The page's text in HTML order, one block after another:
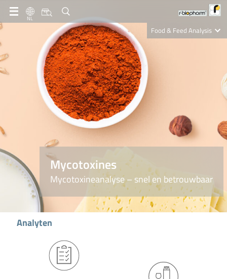
NL
Food & Feed Analysis
Mycotoxines
Mycotoxineanalyse – snel en betrouwbaar
Analyten